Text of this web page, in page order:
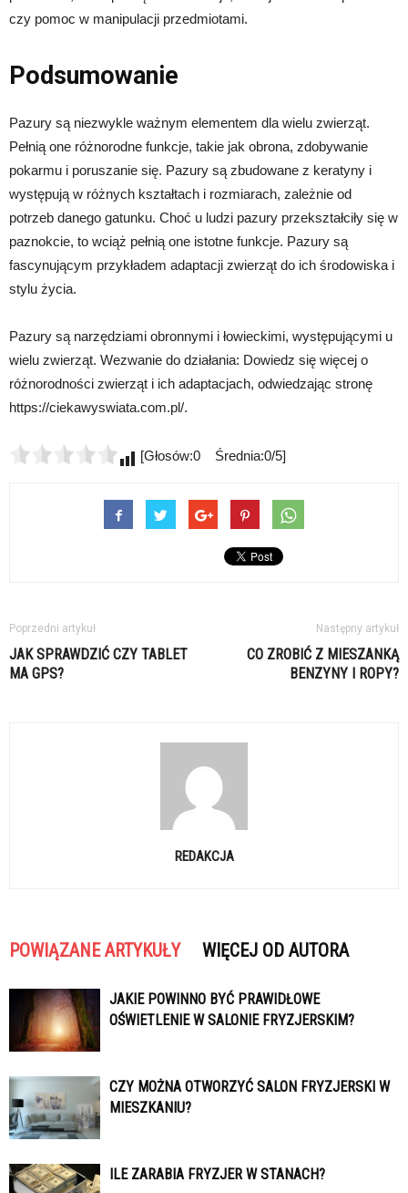
czy pomoc w manipulacji przedmiotami.
Podsumowanie
Pazury są niezwykle ważnym elementem dla wielu zwierząt.
Pełnią one różnorodne funkcje, takie jak obrona, zdobywanie
pokarmu i poruszanie się. Pazury są zbudowane z keratyny i
występują w różnych kształtach i rozmiarach, zależnie od
potrzeb danego gatunku. Choć u ludzi pazury przekształciły się w
paznokcie, to wciąż pełnią one istotne funkcje. Pazury są
fascynującym przykładem adaptacji zwierząt do ich środowiska i
stylu życia.
Pazury są narzędziami obronnymi i łowieckimi, występującymi u
wielu zwierząt. Wezwanie do działania: Dowiedz się więcej o
różnorodności zwierząt i ich adaptacjach, odwiedzając stronę
https://ciekawyswiata.com.pl/.
[Głosów:0 Średnia:0/5]
Poprzedni artykuł
JAK SPRAWDZIĆ CZY TABLET
MA GPS?
Następny artykuł
CO ZROBIĆ Z MIESZANKĄ
BENZYNY I ROPY?
REDAKCJA
POWIĄZANE ARTYKUŁY WIĘCEJ OD AUTORA
JAKIE POWINNO BYĆ PRAWIDŁOWE
OŚWIETLENIE W SALONIE FRYZJERSKIM?
CZY MOŻNA OTWORZYĆ SALON FRYZJERSKI W
MIESZKANIU?
ILE ZARABIA FRYZJER W STANACH?